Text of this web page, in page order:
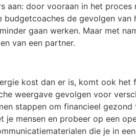
aan: door vooraan in het
de gevolgen
gaan werken. Maar met
van een partner.
kost dan er is, komt ook
weergave gevolgen voor
stappen om financieel
mensen en probeer op een
die je in